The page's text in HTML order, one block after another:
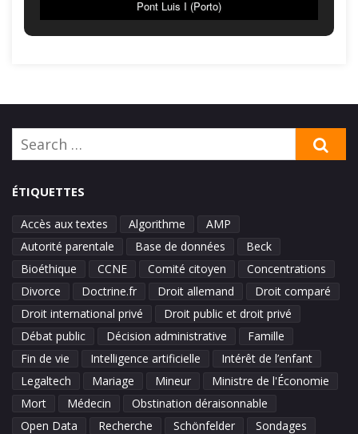
Pont Luis I (Porto)
Search
ÉTIQUETTES
Accès aux textes Algorithme
AMP
Autorité parentale
Base de données
Beck
Bioéthique
CCNE Comité citoyen
Concentrations
Divorce
Doctrine.fr Droit allemand
Droit comparé
Droit international privé
Droit public et droit privé
Débat public
Décision administrative
Famille
Fin de vie
Intelligence artificielle
Intérêt de l’enfant
Legaltech
Mariage Mineur
Ministre de l'Économie
Mort
Médecin
Obstination déraisonnable
Open Data
Recherche Schönfelder
Sondages